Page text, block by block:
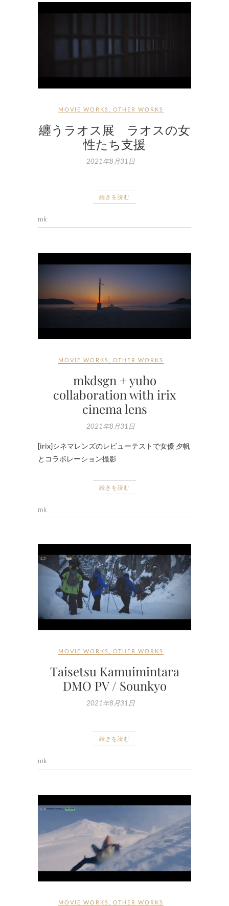
MOVIE WORKS OTHER WORKS
纏うラオス展 ラオスの女
性たち支援
2021年8月31日
続きを読む
mk
MOVIE WORKS OTHER WORKS
mkdsgn + yuho
collaboration with irix
cinema lens
2021年8月31日
[irix]シネマレンズのレビューテストで女優 夕帆
とコラボレーション撮影
続きを読む
mk
MOVIE WORKS OTHER WORKS
Taisetsu Kamuimintara
DMO PV / Sounkyo
2021年8月31日
続きを読む
mk
MOVIE WORKS OTHER WORKS